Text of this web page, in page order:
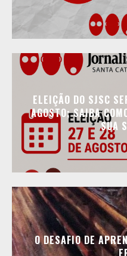
ELEIÇÃO DO SJSC
AGOSTO; SAIBA
SUA
O DESAFIO DE